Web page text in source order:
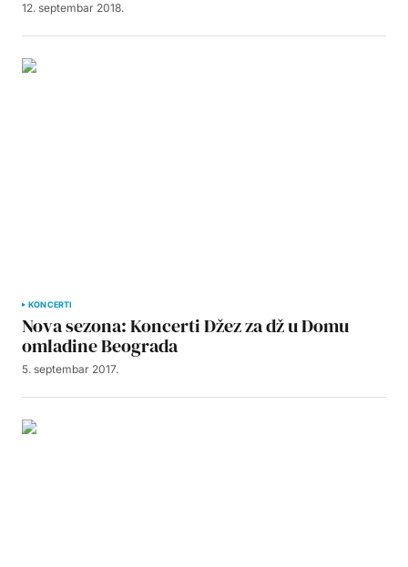
12. septembar 2018.
KONCERTI
Nova sezona: Koncerti Džez za dž u Domu
omladine Beograda
5. septembar 2017.